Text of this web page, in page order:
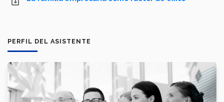
PERFIL DEL ASISTENTE